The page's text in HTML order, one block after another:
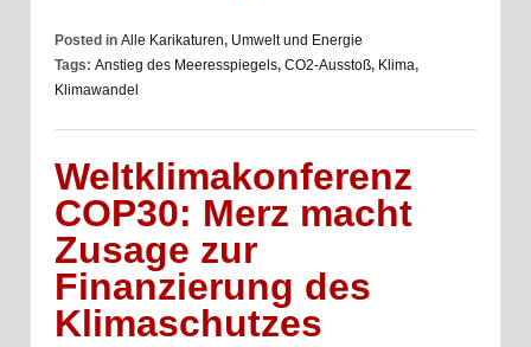
Posted in Alle Karikaturen, Umwelt und Energie
Tags: Anstieg des Meeresspiegels, CO2-Ausstoß, Klima,
Klimawandel
Weltklimakonferenz
COP30: Merz macht
Zusage zur
Finanzierung des
Klimaschutzes